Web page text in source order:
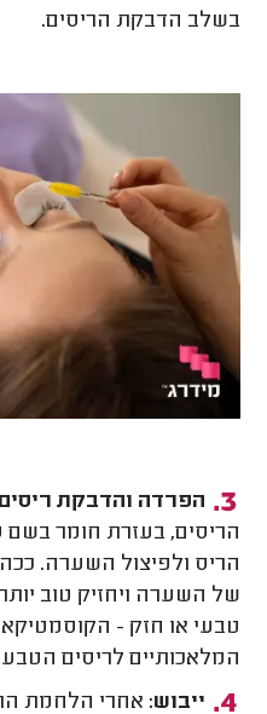
בשלב הדבקת הריסים.
הפרדה והדבקת
הריסים, בעזרת חומר
הריס ולפיצול השערה.
של השערה ויחזיק טוב
טבעי או חזק -
המלאכותיים לריסים
ייבוש: אחרי הלחמת